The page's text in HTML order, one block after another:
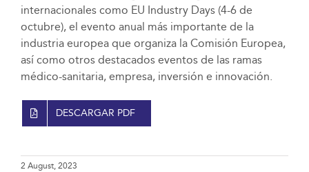
internacionales como EU Industry Days (4-6 de
octubre), el evento anual más importante de la
industria europea que organiza la Comisión Europea,
así como otros destacados eventos de las ramas
médico-sanitaria, empresa, inversión e innovación.
DESCARGAR PDF
2 August, 2023